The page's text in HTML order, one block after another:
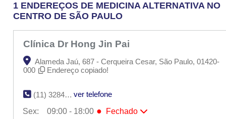
1 ENDEREÇOS DE MEDICINA ALTERNATIVA NO
CENTRO DE SÃO PAULO
Clínica Dr Hong Jin Pai
Alameda Jaú, 687 - Cerqueira Cesar, São Paulo, 01420-
000
Endereço copiado!
(11) 3284-2513
ver telefone
Sex:
09:00 - 18:00 ● Fechado